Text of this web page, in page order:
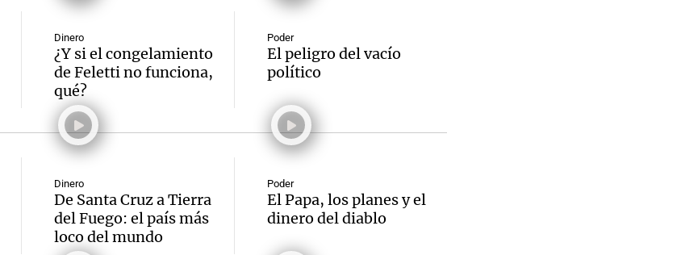
Dinero
¿Y si el congelamiento
de Feletti no funciona,
qué?
Poder
El peligro del vacío
político
Dinero
De Santa Cruz a Tierra
del Fuego: el país más
loco del mundo
Poder
El Papa, los planes y el
dinero del diablo